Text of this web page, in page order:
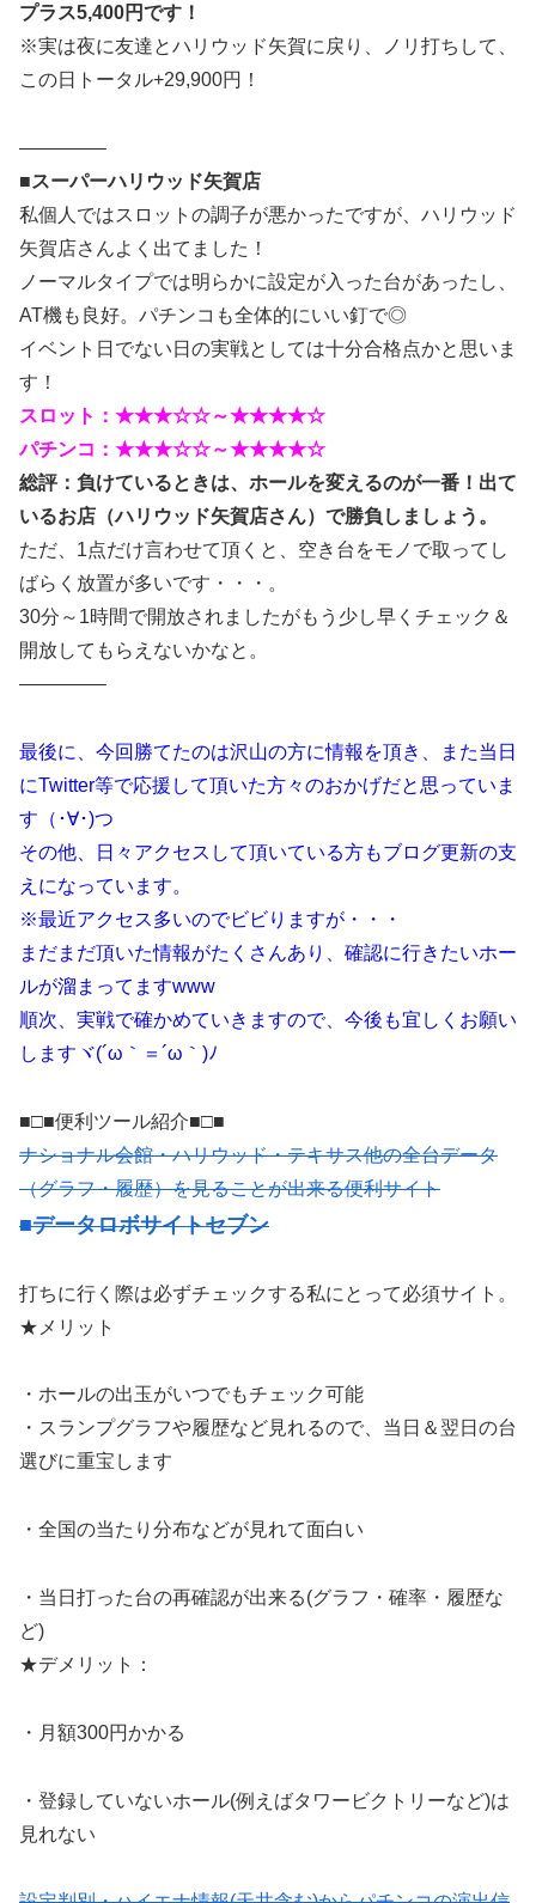
プラス5,400円です！
※実は夜に友達とハリウッド矢賀に戻り、ノリ打ちして、
この日トータル+29,900円！
————–
■スーパーハリウッド矢賀店
私個人ではスロットの調子が悪かったですが、ハリウッド
矢賀店さんよく出てました！
ノーマルタイプでは明らかに設定が入った台があったし、
AT機も良好。パチンコも全体的にいい釘で◎
イベント日でない日の実戦としては十分合格点かと思いま
す！
スロット：★★★☆☆～★★★★☆
パチンコ：★★★☆☆～★★★★☆
総評：負けているときは、ホールを変えるのが一番！出て
いるお店（ハリウッド矢賀店さん）で勝負しましょう。
ただ、1点だけ言わせて頂くと、空き台をモノで取ってし
ばらく放置が多いです・・・。
30分～1時間で開放されましたがもう少し早くチェック＆
開放してもらえないかなと。
————–
最後に、今回勝てたのは沢山の方に情報を頂き、また当日
にTwitter等で応援して頂いた方々のおかげだと思っていま
す（･∀･)つ
その他、日々アクセスして頂いている方もブログ更新の支
えになっています。
※最近アクセス多いのでビビりますが・・・
まだまだ頂いた情報がたくさんあり、確認に行きたいホー
ルが溜まってますwww
順次、実戦で確かめていきますので、今後も宜しくお願い
しますヾ(´ω｀＝´ω｀)ﾉ
■□■便利ツール紹介■□■
ナショナル会館・ハリウッド・テキサス他の全台データ
（グラフ・履歴）を見ることが出来る便利サイト
■データロボサイトセブン
打ちに行く際は必ずチェックする私にとって必須サイト。
★メリット
・ホールの出玉がいつでもチェック可能
・スランプグラフや履歴など見れるので、当日＆翌日の台
選びに重宝します
・全国の当たり分布などが見れて面白い
・当日打った台の再確認が出来る(グラフ・確率・履歴な
ど)
★デメリット：
・月額300円かかる
・登録していないホール(例えばタワービクトリーなど)は
見れない